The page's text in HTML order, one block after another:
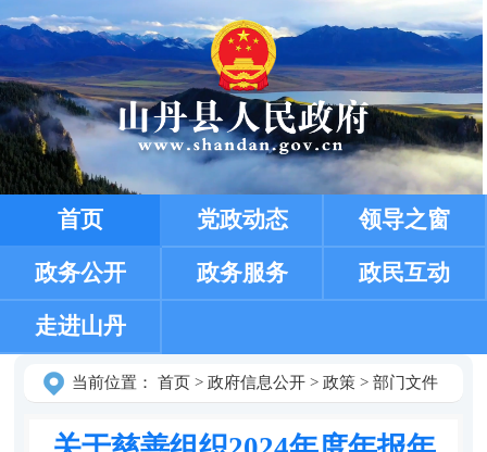
首页 党政动态 领导之窗
政务公开 政务服务 政民互动
走进山丹
当前位置： 首页> 政府信息公开> 政策> 部门文件